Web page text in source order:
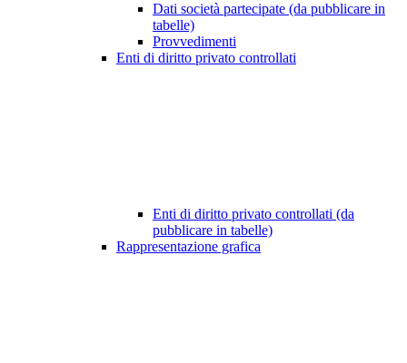
Dati società partecipate (da pubblicare in
tabelle)
Provvedimenti
Enti di diritto privato controllati
Enti di diritto privato controllati (da
pubblicare in tabelle)
Rappresentazione grafica